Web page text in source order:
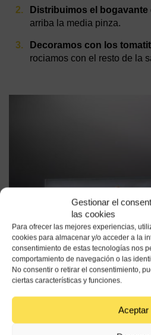
Gestionar el
las cookies
Para ofrecer las mejores experiencias,
cookies para almacenar y/o acceder a la
consentimiento de estas tecnologías nos
comportamiento de navegación o las
No consentir o retirar el consentimiento,
ciertas características y funciones.
Aceptar
Distribuimos el bogavante
arriba la media pinza.
Decoramos con los
rociamos con el resto de la